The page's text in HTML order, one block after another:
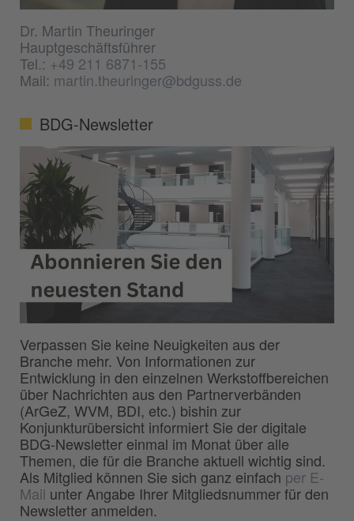
Dr. Martin Theuringer
Hauptgeschäftsführer
Tel.:+49 211 6871-155
Mail: martin.theuringer@bdguss.de
BDG-Newsletter
Verpassen Sie keine Neuigkeiten aus der
Branche mehr. Von Informationen zur
Entwicklung in den einzelnen Werkstoffbereichen
über Nachrichten aus den Partnerverbänden
(ArGeZ, WVM, BDI, etc.) bishin zur
Konjunkturübersicht informiert Sie der digitale
BDG-Newsletter einmal im Monat über alle
Themen, die für die Branche aktuell wichtig sind.
Als Mitglied können Sie sich ganz einfach per E-
Mail unter Angabe Ihrer Mitgliedsnummer für den
Newsletter anmelden.